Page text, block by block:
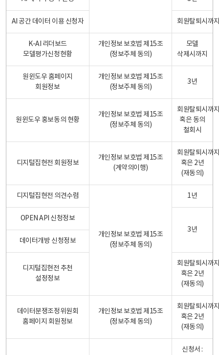
AI 공간 데이터 이용 신청자 회원탈퇴시까
K-AI 리더보드
모델평가신청현황
개인정보 보호법 제15조
(정보주체 동의)
모델
삭제시까지
원윈도우 홈페이지
회원정보
개인정보 보호법 제15조
(정보주체 동의)
3년
원윈도우 홍보동의 현황
개인정보 보호법 제15조
(정보주체 동의)
회원탈퇴시까
혹은 동의
철회시
디지털집현전 회원정보
개인정보 보호법 제15조
(계약의이행)
회원탈퇴시까
혹은 2년
(재동의)
디지털집현전 의견수렴
개인정보 보호법 제15조
(정보주체 동의)
1년
OPEN API 신청정보
3년
데이터개방 신청정보
디지털집현전 추천
설정정보
회원탈퇴시까
혹은 2년
(재동의)
데이터분쟁조정위원회
홈페이지 회원정보
개인정보 보호법 제15조
(정보주체 동의)
회원탈퇴시까
혹은 2년
(재동의)
신청서 :